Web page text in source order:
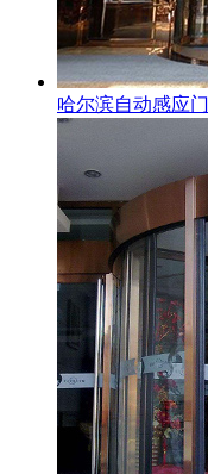
哈尔滨自动感应门